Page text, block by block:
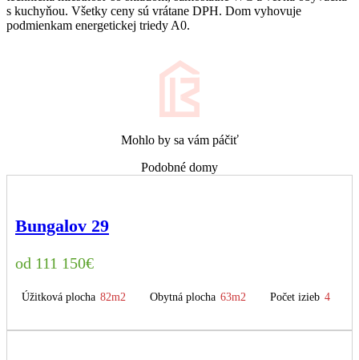
s kuchyňou. Všetky ceny sú vrátane DPH. Dom vyhovuje
podmienkam energetickej triedy A0.
Mohlo by sa vám páčiť
Podobné domy
Bungalov 29
111 150€
Úžitková plocha 82m2 Obytná plocha 63m2 Počet izieb 4